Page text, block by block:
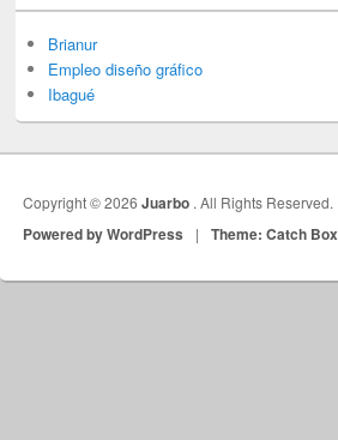
Brianur
Empleo diseño gráfico
Ibagué
Copyright © 2026Juarbo . All Rights Reserved.
Powered by WordPress | Theme: Catch Box